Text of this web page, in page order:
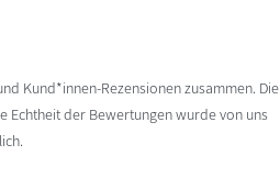
Kund*innen-Rezensionen zusammen. Die
Echtheit der Bewertungen wurde von uns